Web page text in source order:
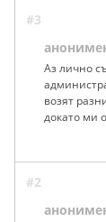
#3
Аз лично
возят
докато ми
#2